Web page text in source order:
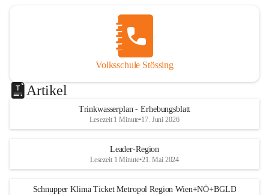
Volksschule Stössing
Artikel
Trinkwasserplan - Erhebungsblatt
Lesezeit 1 Minute•17. Juni 2026
Leader-Region
Lesezeit 1 Minute•21. Mai 2024
Schnupper Klima Ticket Metropol Region Wien+NÖ+BGLD